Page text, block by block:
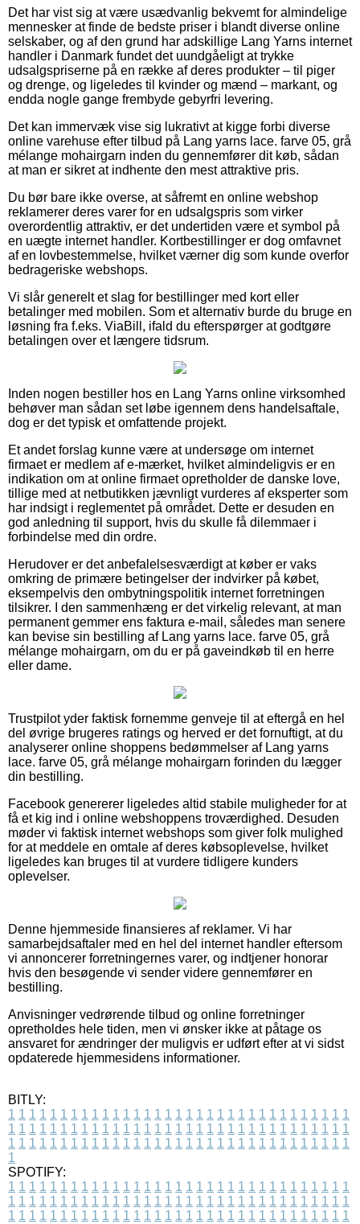
Det har vist sig at være usædvanlig bekvemt for almindelige
mennesker at finde de bedste priser i blandt diverse online
selskaber, og af den grund har adskillige Lang Yarns internet
handler i Danmark fundet det uundgåeligt at trykke
udsalgspriserne på en række af deres produkter – til piger
og drenge, og ligeledes til kvinder og mænd – markant, og
endda nogle gange frembyde gebyrfri levering.
Det kan immervæk vise sig lukrativt at kigge forbi diverse
online varehuse efter tilbud på Lang yarns lace. farve 05, grå
mélange mohairgarn inden du gennemfører dit køb, sådan
at man er sikret at indhente den mest attraktive pris.
Du bør bare ikke overse, at såfremt en online webshop
reklamerer deres varer for en udsalgspris som virker
overordentlig attraktiv, er det undertiden være et symbol på
en uægte internet handler. Kortbestillinger er dog omfavnet
af en lovbestemmelse, hvilket værner dig som kunde overfor
bedrageriske webshops.
Vi slår generelt et slag for bestillinger med kort eller
betalinger med mobilen. Som et alternativ burde du bruge en
løsning fra f.eks. ViaBill, ifald du efterspørger at godtgøre
betalingen over et længere tidsrum.
Inden nogen bestiller hos en Lang Yarns online virksomhed
behøver man sådan set løbe igennem dens handelsaftale,
dog er det typisk et omfattende projekt.
Et andet forslag kunne være at undersøge om internet
firmaet er medlem af e-mærket, hvilket almindeligvis er en
indikation om at online firmaet opretholder de danske love,
tillige med at netbutikken jævnligt vurderes af eksperter som
har indsigt i reglementet på området. Dette er desuden en
god anledning til support, hvis du skulle få dilemmaer i
forbindelse med din ordre.
Herudover er det anbefalelsesværdigt at køber er vaks
omkring de primære betingelser der indvirker på købet,
eksempelvis den ombytningspolitik internet forretningen
tilsikrer. I den sammenhæng er det virkelig relevant, at man
permanent gemmer ens faktura e-mail, således man senere
kan bevise sin bestilling af Lang yarns lace. farve 05, grå
mélange mohairgarn, om du er på gaveindkøb til en herre
eller dame.
Trustpilot yder faktisk fornemme genveje til at eftergå en hel
del øvrige brugeres ratings og herved er det fornuftigt, at du
analyserer online shoppens bedømmelser af Lang yarns
lace. farve 05, grå mélange mohairgarn forinden du lægger
din bestilling.
Facebook genererer ligeledes altid stabile muligheder for at
få et kig ind i online webshoppens troværdighed. Desuden
møder vi faktisk internet webshops som giver folk mulighed
for at meddele en omtale af deres købsoplevelse, hvilket
ligeledes kan bruges til at vurdere tidligere kunders
oplevelser.
Denne hjemmeside finansieres af reklamer. Vi har
samarbejdsaftaler med en hel del internet handler eftersom
vi annoncerer forretningernes varer, og indtjener honorar
hvis den besøgende vi sender videre gennemfører en
bestilling.
Anvisninger vedrørende tilbud og online forretninger
opretholdes hele tiden, men vi ønsker ikke at påtage os
ansvaret for ændringer der muligvis er udført efter at vi sidst
opdaterede hjemmesidens informationer.
BITLY:
1 1 1 1 1 1 1 1 1 1 1 1 1 1 1 1 1 1 1 1 1 1 1 1 1 1 1 1 1 1 1 1 1
1 1 1 1 1 1 1 1 1 1 1 1 1 1 1 1 1 1 1 1 1 1 1 1 1 1 1 1 1 1 1 1 1
1 1 1 1 1 1 1 1 1 1 1 1 1 1 1 1 1 1 1 1 1 1 1 1 1 1 1 1 1 1 1 1 1
1
SPOTIFY:
1 1 1 1 1 1 1 1 1 1 1 1 1 1 1 1 1 1 1 1 1 1 1 1 1 1 1 1 1 1 1 1 1
1 1 1 1 1 1 1 1 1 1 1 1 1 1 1 1 1 1 1 1 1 1 1 1 1 1 1 1 1 1 1 1 1
1 1 1 1 1 1 1 1 1 1 1 1 1 1 1 1 1 1 1 1 1 1 1 1 1 1 1 1 1 1 1 1 1